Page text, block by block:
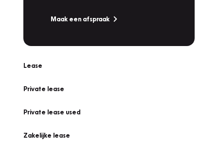
Maak een afspraak
Lease
Private lease
Private lease used
Zakelijke lease